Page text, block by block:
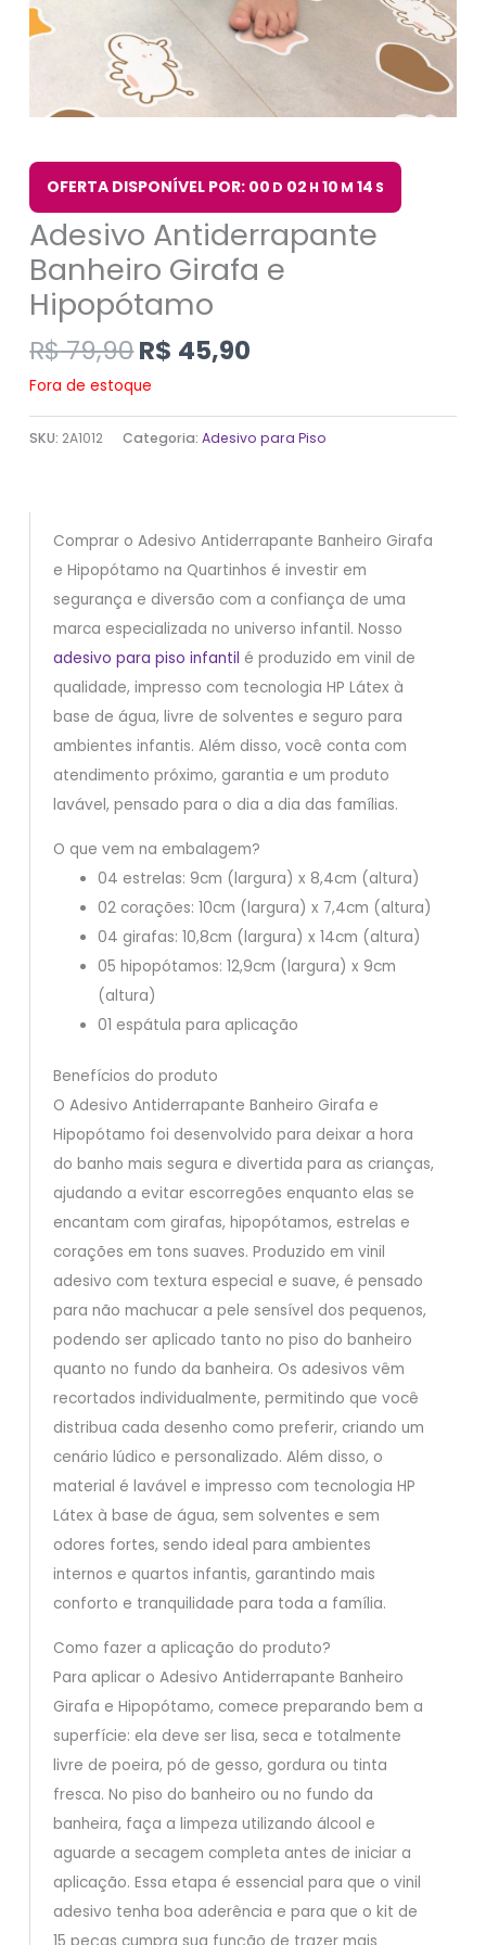
OFERTA DISPONÍVEL POR: 00 D 02 H 10 M 14 S
Adesivo Antiderrapante
Banheiro Girafa e
Hipopótamo
R$79,90R$ 45,90
Fora de estoque
SKU: 2A1012 Categoria:Adesivo para Piso
Comprar o Adesivo Antiderrapante Banheiro Girafa
e Hipopótamo na Quartinhos é investir em
segurança e diversão com a confiança de uma
marca especializada no universo infantil. Nosso
adesivo para piso infantil é produzido em vinil de
qualidade, impresso com tecnologia HP Látex à
base de água, livre de solventes e seguro para
ambientes infantis. Além disso, você conta com
atendimento próximo, garantia e um produto
lavável, pensado para o dia a dia das famílias.
O que vem na embalagem?
04 estrelas: 9cm (largura) x 8,4cm (altura)
02 corações: 10cm (largura) x 7,4cm (altura)
04 girafas: 10,8cm (largura) x 14cm (altura)
05 hipopótamos: 12,9cm (largura) x 9cm
(altura)
01 espátula para aplicação
Benefícios do produto
O Adesivo Antiderrapante Banheiro Girafa e
Hipopótamo foi desenvolvido para deixar a hora
do banho mais segura e divertida para as crianças,
ajudando a evitar escorregões enquanto elas se
encantam com girafas, hipopótamos, estrelas e
corações em tons suaves. Produzido em vinil
adesivo com textura especial e suave, é pensado
para não machucar a pele sensível dos pequenos,
podendo ser aplicado tanto no piso do banheiro
quanto no fundo da banheira. Os adesivos vêm
recortados individualmente, permitindo que você
distribua cada desenho como preferir, criando um
cenário lúdico e personalizado. Além disso, o
material é lavável e impresso com tecnologia HP
Látex à base de água, sem solventes e sem
odores fortes, sendo ideal para ambientes
internos e quartos infantis, garantindo mais
conforto e tranquilidade para toda a família.
Como fazer a aplicação do produto?
Para aplicar o Adesivo Antiderrapante Banheiro
Girafa e Hipopótamo, comece preparando bem a
superfície: ela deve ser lisa, seca e totalmente
livre de poeira, pó de gesso, gordura ou tinta
fresca. No piso do banheiro ou no fundo da
banheira, faça a limpeza utilizando álcool e
aguarde a secagem completa antes de iniciar a
aplicação. Essa etapa é essencial para que o vinil
adesivo tenha boa aderência e para que o kit de